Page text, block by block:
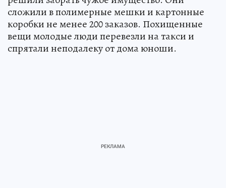
сложили в полимерные мешки и картонные
коробки не менее 200 заказов. Похищенные
вещи молодые люди перевезли на такси и
спрятали неподалеку от дома юноши.